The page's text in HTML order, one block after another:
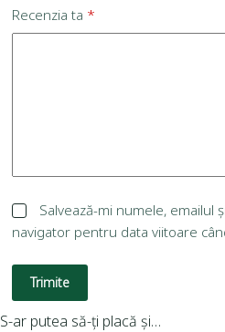
Recenzia ta *
Salvează-mi numele, emailul
navigator pentru data viitoare
Trimite
S-ar putea să-ți placă și…